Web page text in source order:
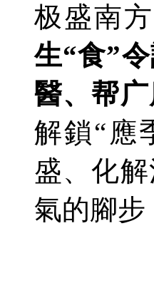
极盛南
生“食”令
醫、帮
解鎖“應
盛、化
氣的腳